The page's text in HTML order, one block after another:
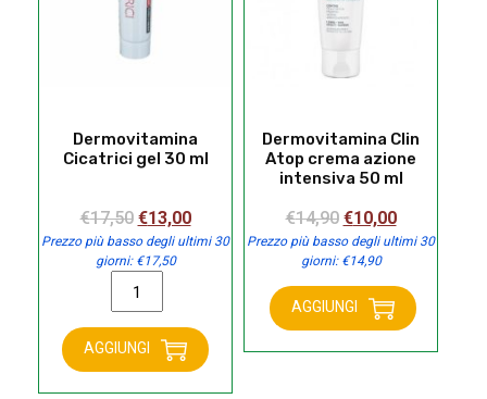
Dermovitamina
Cicatrici gel 30 ml
€17,50 Il
prezzo
originale
era:
€13,00Il
prezzo
Prezzo più basso degli ultimi 30
giorni: €17,50
gel
30
ml
AGGIUNGI
Dermovitamina Clin
Atop crema azione
intensiva 50 ml
€14,90 Il
prezzo
originale
era:
€14,90.
€10,00Il
prezzo
è:
€10,00.
Prezzo più basso degli ultimi 30
giorni: €14,90
Dermovitamina
Clin
AGGIUNGI